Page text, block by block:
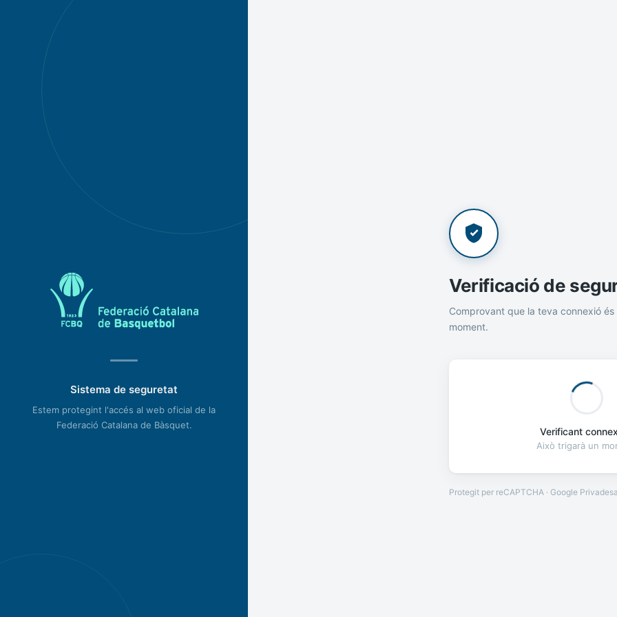
Sistema de seguretat
Estem protegint l'accés al web oficial de la
Federació Catalana de Bàsquet.
Verificació de
Comprovant que la teva connexió és
moment.
Verificant
Això trigarà un
Protegit per reCAPTCHA · Google Privadesa